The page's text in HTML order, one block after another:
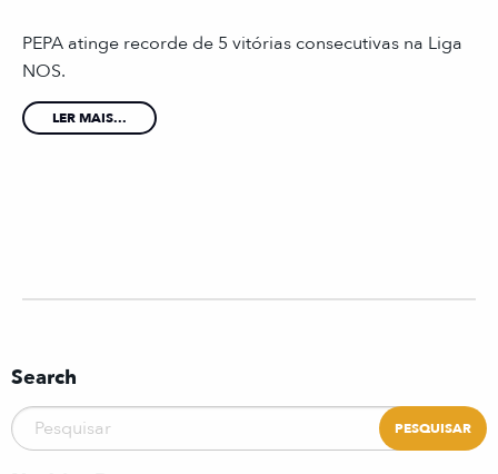
PEPA atinge recorde de 5 vitórias consecutivas na Liga
NOS.
LER MAIS...
Search